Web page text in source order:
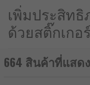
เพิ่มประสิท
ด้วยสติ๊กเก
สติ๊กเกอร์ม้วนปะหน้าเป็
อย่างยิ่งในกระบวนการ
664 สินค้าที่แสด